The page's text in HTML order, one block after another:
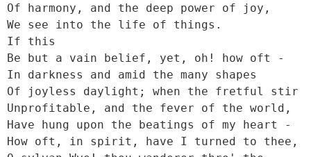
Of harmony, and the deep power of joy,
We see into the life of things.
If this
Be but a vain belief, yet, oh! how oft -
In darkness and amid the many shapes
Of joyless daylight; when the fretful stir
Unprofitable, and the fever of the world,
Have hung upon the beatings of my heart -
How oft, in spirit, have I turned to thee,